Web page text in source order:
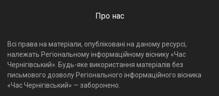
Про нас
Всі права на матеріали, опубліковані на даному ресурсі,
належать Регіональному інформаційному віснику «Час
Чернігівський». Будь-яке використання матеріалів без
письмового дозволу Регіонального інформаційного вісника
«Час Чернігівський» — заборонено.